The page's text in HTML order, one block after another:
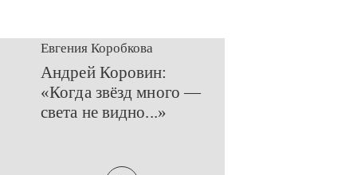
Евгения Коробкова
​Андрей Коровин:
«Когда звёзд много —
света не видно...»